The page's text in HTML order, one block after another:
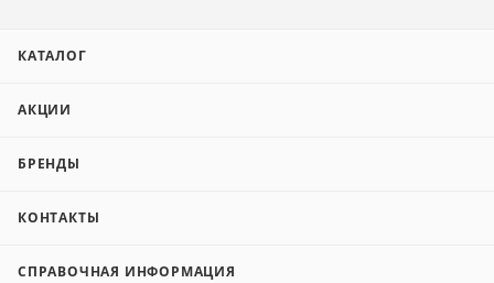
КАТАЛОГ
АКЦИИ
БРЕНДЫ
КОНТАКТЫ
СПРАВОЧНАЯ ИНФОРМАЦИЯ